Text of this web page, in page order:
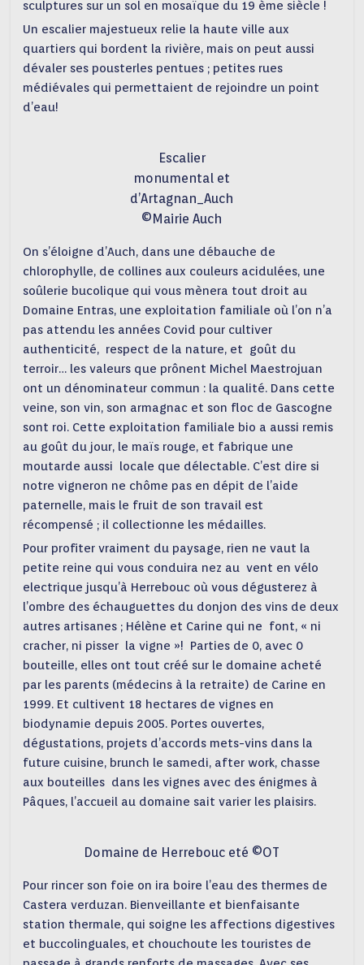
sculptures sur un sol en mosaïque du 19 ème siècle !
Un escalier majestueux relie la haute ville aux
quartiers qui bordent la rivière, mais on peut aussi
dévaler ses pousterles pentues ; petites rues
médiévales qui permettaient de rejoindre un point
d’eau!
Escalier
monumental et
d’Artagnan_Auch
©Mairie Auch
On s’éloigne d’Auch, dans une débauche de
chlorophylle, de collines aux couleurs acidulées, une
soûlerie bucolique qui vous mènera tout droit au
Domaine Entras, une exploitation familiale où l’on n’a
pas attendu les années Covid pour cultiver
authenticité, respect de la nature, et goût du
terroir… les valeurs que prônent Michel Maestrojuan
ont un dénominateur commun : la qualité. Dans cette
veine, son vin, son armagnac et son floc de Gascogne
sont roi. Cette exploitation familiale bio a aussi remis
au goût du jour, le maïs rouge, et fabrique une
moutarde aussi locale que délectable. C’est dire si
notre vigneron ne chôme pas en dépit de l’aide
paternelle, mais le fruit de son travail est
récompensé ; il collectionne les médailles.
Pour profiter vraiment du paysage, rien ne vaut la
petite reine qui vous conduira nez au vent en vélo
electrique jusqu’à Herrebouc où vous dégusterez à
l’ombre des échauguettes du donjon des vins de deux
autres artisanes ; Hélène et Carine qui ne font, « ni
cracher, ni pisser la vigne »! Parties de 0, avec 0
bouteille, elles ont tout créé sur le domaine acheté
par les parents (médecins à la retraite) de Carine en
1999. Et cultivent 18 hectares de vignes en
biodynamie depuis 2005. Portes ouvertes,
dégustations, projets d’accords mets-vins dans la
future cuisine, brunch le samedi, after work, chasse
aux bouteilles dans les vignes avec des énigmes à
Pâques, l’accueil au domaine sait varier les plaisirs.
Domaine de Herrebouc eté ©OT
Pour rincer son foie on ira boire l’eau des thermes de
Castera verduzan. Bienveillante et bienfaisante
station thermale, qui soigne les affections digestives
et buccolinguales, et chouchoute les touristes de